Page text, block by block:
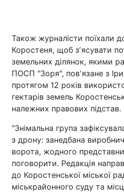
Також журналісти поїхали
Коростеня, щоб зʼясувати
земельних ділянок, якими
ПОСП "Зоря", пов'язане з
протягом 12 років
гектарів земель
належних правових підстав.
"Знімальна група
з дрону: занедбана
ворота, жодного
поговорити. Редакція
до Коростенської міської
міськрайонного суду та